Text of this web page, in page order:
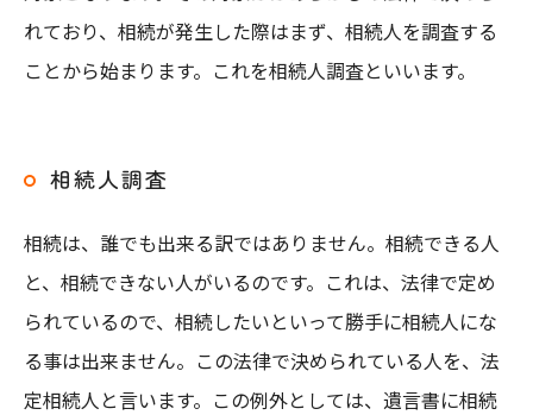
れており、相続が発生した際はまず、相続人を調査する
ことから始まります。これを相続人調査といいます。
相続人調査
相続は、誰でも出来る訳ではありません。相続できる人
と、相続できない人がいるのです。これは、法律で定め
られているので、相続したいといって勝手に相続人にな
る事は出来ません。この法律で決められている人を、法
定相続人と言います。この例外としては、遺言書に相続
お問い合わせはこちら